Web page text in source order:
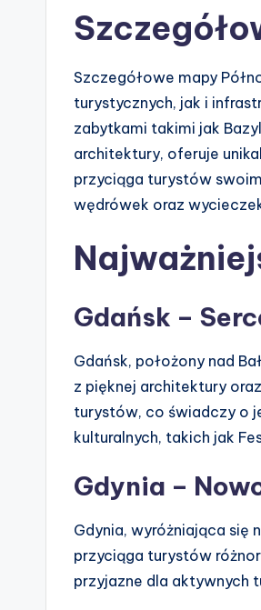
Szczegółowe mapy
turystycznych, jak i
zabytkami takimi jak
architektury, oferuje
przyciąga turystów
wędrówek oraz
Gdańsk –
Gdańsk, położony nad
z pięknej architektury
turystów, co świadczy o
kulturalnych, takich jak
Gdynia –
Gdynia, wyróżniająca się
przyciąga turystów
przyjazne dla aktywnych